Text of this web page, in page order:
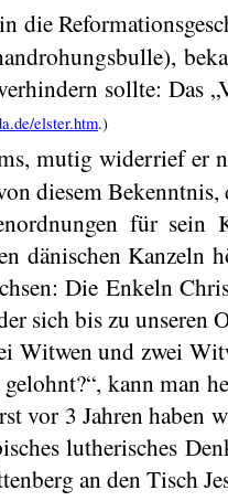
die
sollte: Das
elster.htm.)
mutig widerrief
diesem
für sein
dänischen
Die Enkeln
sich bis zu
Witwen und zwei
kann man
vor 3 Jahren
lutherisches
an den Tisch